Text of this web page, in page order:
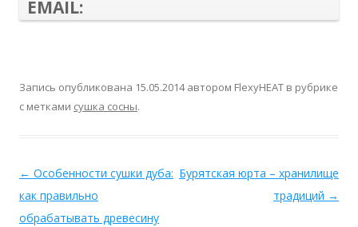
EMAIL:
Запись опубликована 15.05.2014автором FlexyHEAT в рубрике
с метками сушка сосны.
← Особенности сушки дуба:
как правильно
обрабатывать древесину
Бурятская юрта – хранилище
традиций →